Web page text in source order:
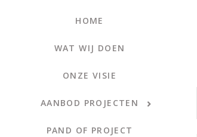
HOME
WAT WIJ DOEN
ONZE VISIE
AANBOD PROJECTEN
PAND OF PROJECT